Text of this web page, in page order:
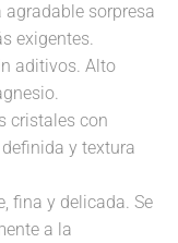
sorpresa
exigentes.
aditivos. Alto
cristales con
y textura
fina y delicada. Se
a la